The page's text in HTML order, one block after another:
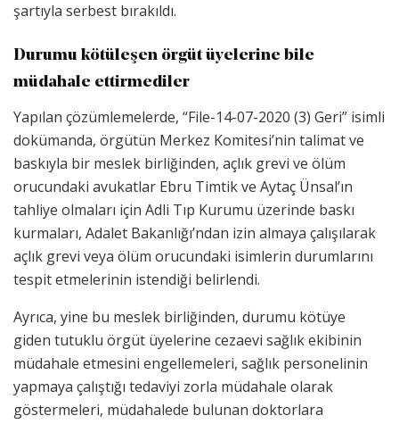
şartıyla serbest bırakıldı.
Durumu kötüleşen örgüt üyelerine bile
müdahale ettirmediler
Yapılan çözümlemelerde, “File-14-07-2020 (3) Geri” isimli
dokümanda, örgütün Merkez Komitesi’nin talimat ve
baskıyla bir meslek birliğinden, açlık grevi ve ölüm
orucundaki avukatlar Ebru Timtik ve Aytaç Ünsal’ın
tahliye olmaları için Adli Tıp Kurumu üzerinde baskı
kurmaları, Adalet Bakanlığı’ndan izin almaya çalışılarak
açlık grevi veya ölüm orucundaki isimlerin durumlarını
tespit etmelerinin istendiği belirlendi.
Ayrıca, yine bu meslek birliğinden, durumu kötüye
giden tutuklu örgüt üyelerine cezaevi sağlık ekibinin
müdahale etmesini engellemeleri, sağlık personelinin
yapmaya çalıştığı tedaviyi zorla müdahale olarak
göstermeleri, müdahalede bulunan doktorlara